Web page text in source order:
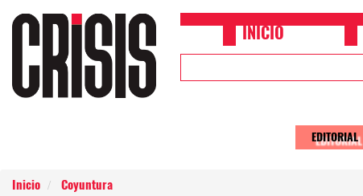
Pasar al contenido principal
Upper
Header
INICIO
Main
EDITORIAL
Inicio Coyuntura